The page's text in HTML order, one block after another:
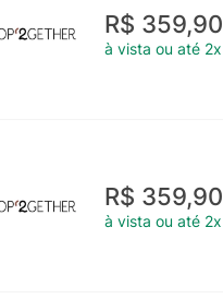
R$ 359,90
à vista ou até 2x
R$ 359,90
à vista ou até 2x